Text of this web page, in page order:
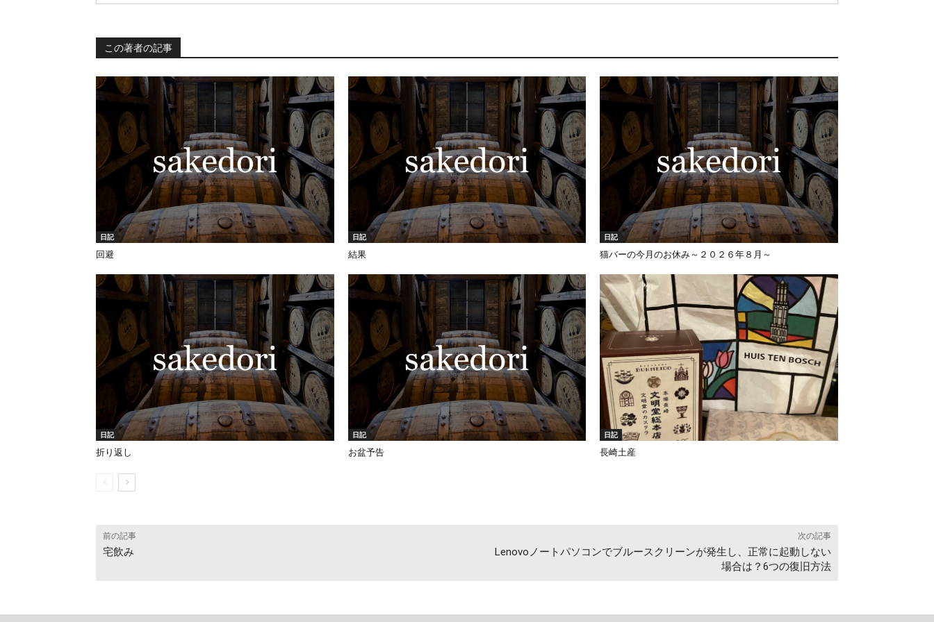
この著者の記事
日記
回避
日記
結果
日記
猫バーの今月のお休み～２０２６年８月～
日記
折り返し
日記
お盆予告
日記
長崎土産
前の記事
宅飲み
次の記事
Lenovoノートパソコンでブルースクリーンが発生し、正常に起動しない
場合は？6つの復旧方法